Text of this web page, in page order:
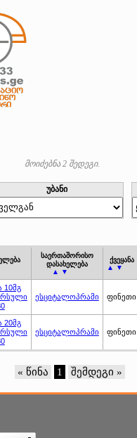
მოიძებნა 2 შედეგი.
უბანი
საერთაშორისო
დასახელება
▲ ▼
ქვეყანა
▲ ▼
10მგ
ესციტალოპრამი ფინეთი
20მგ
ესციტალოპრამი ფინეთი
« წინა 1 შემდეგი »